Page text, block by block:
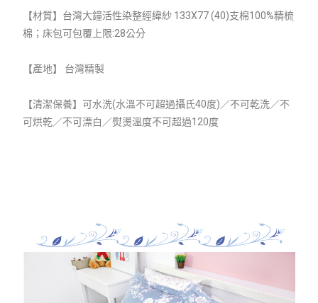
【材質】 台灣大鐘活性染整經緯紗 133X77 (40)支棉100%精梳
棉； 床包可包覆上限:28公分
【產地】 台灣精製
【清潔保養】可水洗(水溫不可超過攝氏40度)／不可乾洗／不
可烘乾／不可漂白／熨燙溫度不可超過120度